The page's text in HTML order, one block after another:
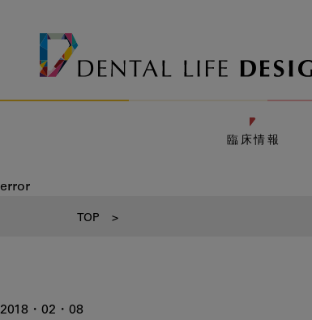
臨床情報
error
TOP >
2018・02・08